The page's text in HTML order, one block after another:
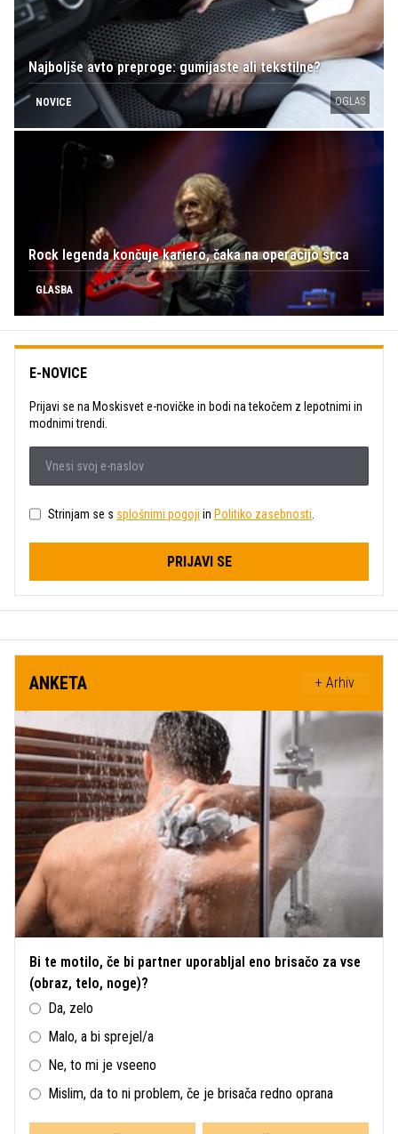
Najboljše avto preproge: gumijaste ali tekstilne?
NOVICE OGLAS
Rock legenda končuje kariero, čaka na operacijo srca
GLASBA
E-NOVICE
Prijavi se na Moskisvet e-novičke in bodi na tekočem z lepotnimi in
modnimi trendi.
Strinjam se s splošnimi pogoji in Politiko zasebnosti
PRIJAVI SE
ANKETA + Arhiv
Bi te motilo, če bi partner uporabljal eno brisačo za vse
(obraz, telo, noge)?
Da, zelo
Malo, a bi sprejel/a
Ne, to mi je vseeno
Mislim, da to ni problem, če je brisača redno oprana